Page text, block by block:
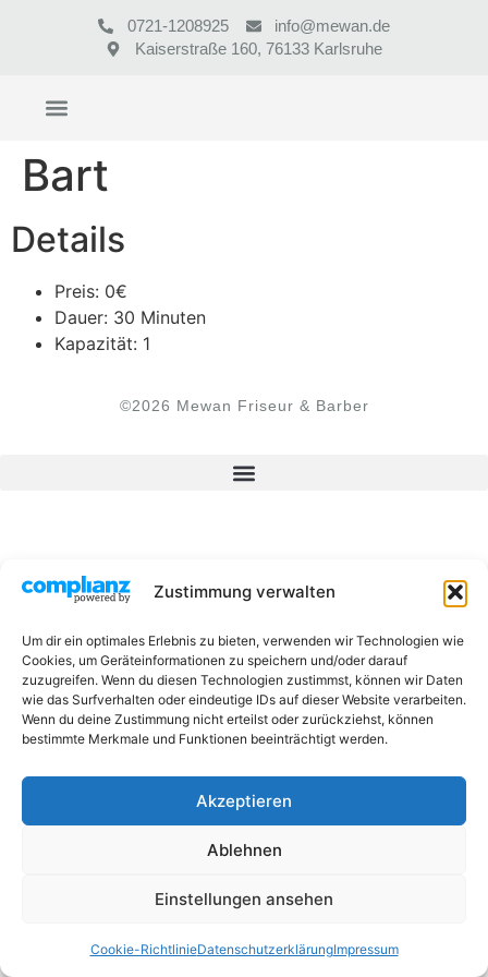
Zustimmung verwalten
Um dir ein optimales Erlebnis zu bieten, verwenden wir Technologien wie
Cookies, um Geräteinformationen zu speichern und/oder darauf
zuzugreifen. Wenn du diesen Technologien zustimmst, können wir Daten
wie das Surfverhalten oder eindeutige IDs auf dieser Website verarbeiten.
Wenn du deine Zustimmung nicht erteilst oder zurückziehst, können
bestimmte Merkmale und Funktionen beeinträchtigt werden.
Akzeptieren
Ablehnen
Einstellungen ansehen
Cookie-RichtlinieDatenschutzerklärungImpressum
0721-1208925
info@mewan.de
Kaiserstraße 160, 76133 Karlsruhe
Bart
Details
Preis: 0€
Dauer: 30 Minuten
Kapazität: 1
©2026 Mewan Friseur & Barber